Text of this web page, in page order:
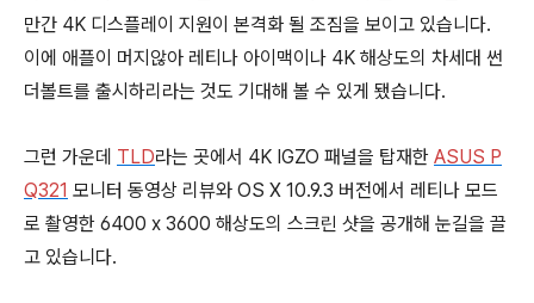
만간 4K 디스플레이 지원이 본격화 될 조짐을 보이고 있습니다.
이에 애플이 머지않아 레티나 아이맥이나 4K 해상도의 차세대 썬
더볼트를 출시하리라는 것도 기대해 볼 수 있게 됐습니다.
그런 가운데 TLD라는 곳에서 4K IGZO 패널을 탑재한 ASUS P
Q321 모니터 동영상 리뷰와 OS X 10.9.3 버전에서 레티나 모드
로 촬영한 6400 x 3600 해상도의 스크린 샷을 공개해 눈길을 끌
고 있습니다.